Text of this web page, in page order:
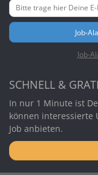
Job-
Job-
SCHNELL &
In nur 1 Minute ist
können interessierte
Job anbieten.